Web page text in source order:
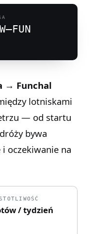
→ Funchal
lotniskami
— od startu
bywa
i oczekiwanie na
/ tydzień